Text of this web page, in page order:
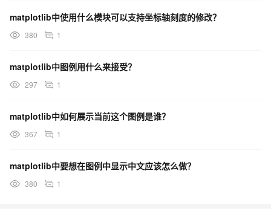
matplotlib中使用什么模块可以支持坐标轴刻度的修改？
380 1
matplotlib中图例用什么来接受？
297 1
matplotlib中如何展示当前这个图例是谁？
367 1
matplotlib中要想在图例中显示中文应该怎么做？
380 1